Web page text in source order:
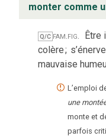
monter comme
Q/C fam. fig.
Être
colère;
mauvaise
L’emploi
une
monte et
parfois